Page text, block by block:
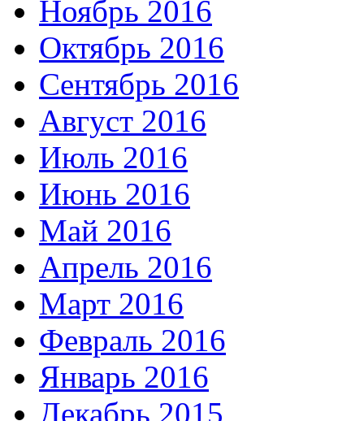
Ноябрь 2016
Октябрь 2016
Сентябрь 2016
Август 2016
Июль 2016
Июнь 2016
Май 2016
Апрель 2016
Март 2016
Февраль 2016
Январь 2016
Декабрь 2015